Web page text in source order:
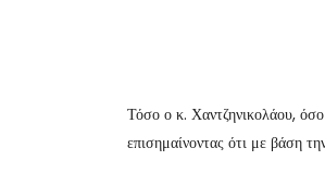
Τόσο ο κ. Χαντζηνικολάου, όσο
επισημαίνοντας ότι με βάση